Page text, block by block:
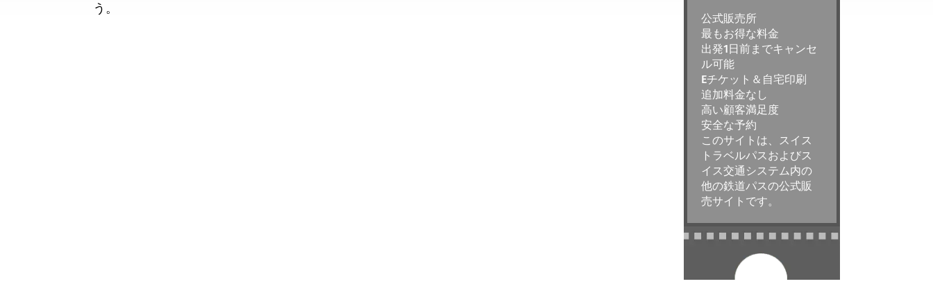
う。
公式販売所
最もお得な料金
出発1日前までキャンセ
ル可能
Eチケット＆自宅印刷
追加料金なし
高い顧客満足度
安全な予約
このサイトは、スイス
トラベルパスおよびス
イス交通システム内の
他の鉄道パスの公式販
売サイトです。